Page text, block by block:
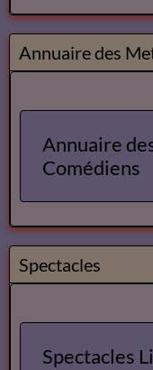
Annuaire des
Annuaire
Comédiens
Spectacles
Spectacles